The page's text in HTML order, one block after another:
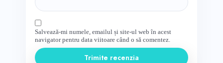
Salvează-mi numele, emailul și site-ul web în acest
navigator pentru data viitoare când o să comentez.
Trimite recenzia